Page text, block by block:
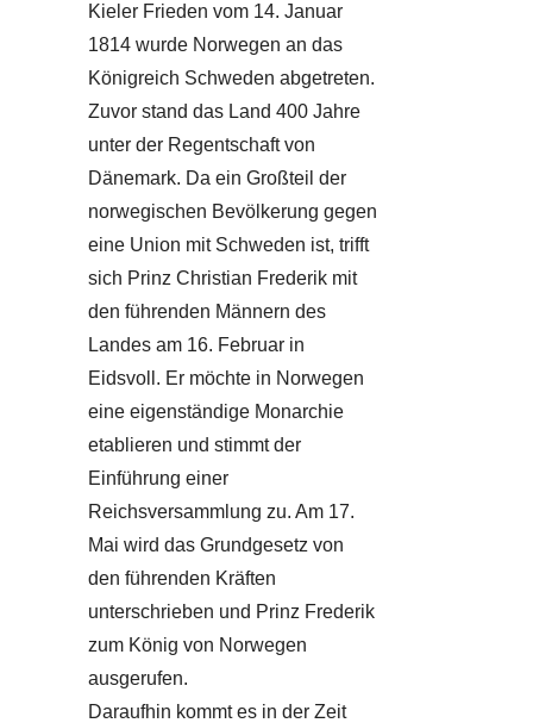
Kieler Frieden vom 14. Januar
1814 wurde Norwegen an das
Königreich Schweden abgetreten.
Zuvor stand das Land 400 Jahre
unter der Regentschaft von
Dänemark. Da ein Großteil der
norwegischen Bevölkerung gegen
eine Union mit Schweden ist, trifft
sich Prinz Christian Frederik mit
den führenden Männern des
Landes am 16. Februar in
Eidsvoll. Er möchte in Norwegen
eine eigenständige Monarchie
etablieren und stimmt der
Einführung einer
Reichsversammlung zu. Am 17.
Mai wird das Grundgesetz von
den führenden Kräften
unterschrieben und Prinz Frederik
zum König von Norwegen
ausgerufen.
Daraufhin kommt es in der Zeit